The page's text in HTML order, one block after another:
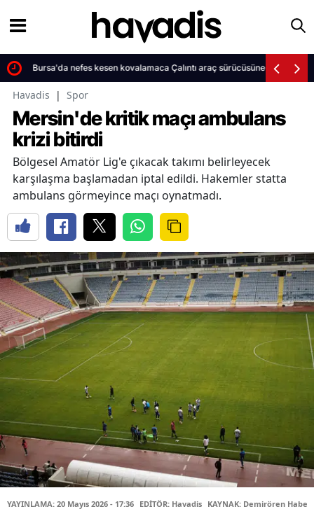
Bursa'da nefes kesen kovalamaca Çalıntı araç sürücüsüne rekor ceza
Havadis | Spor
Mersin'de kritik maçı ambulans
krizi bitirdi
Bölgesel Amatör Lig'e çıkacak takımı belirleyecek
karşılaşma başlamadan iptal edildi. Hakemler statta
ambulans görmeyince maçı oynatmadı.
YAYINLAMA: 20 Mayıs 2026 - 17:36 EDİTÖR: Havadis KAYNAK: Demirören Haber